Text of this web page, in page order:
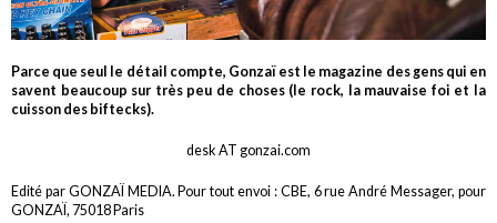
Parce que seul le détail compte, Gonzaï est le magazine des gens qui en
savent beaucoup sur très peu de choses (le rock, la mauvaise foi et la
cuisson des biftecks).
desk AT gonzai.com
Edité par GONZAÏ MEDIA. Pour tout envoi : CBE, 6 rue André Messager, pour
GONZAÏ, 75018 Paris